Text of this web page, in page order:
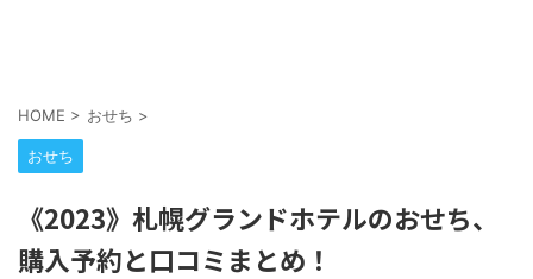
HOME > おせち >
おせち
《2023》札幌グランドホテルのおせち、
購入予約と口コミまとめ！